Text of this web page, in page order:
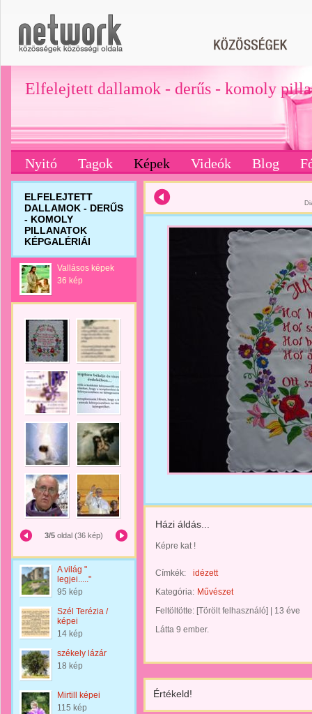
Elfelejtett dallamok - derűs - komoly
Nyitó Tagok Képek Videók Blog
ELFELEJTETT
DALLAMOK - DERŰS
- KOMOLY
PILLANATOK
KÉPGALÉRIÁI
Vallásos képek
36 kép
3/5 oldal (36 kép)
A világ "
legjei....."
95 kép
Szél Terézia /
képei
14 kép
székely lázár
18 kép
Mirtill képei
115 kép
Házi áldás...
Képre kat !
Címkék:
idézett
Kategória: Művészet
Feltöltötte: [Törölt felhasználó]
13 éve
Látta 9 ember.
Értékeld!